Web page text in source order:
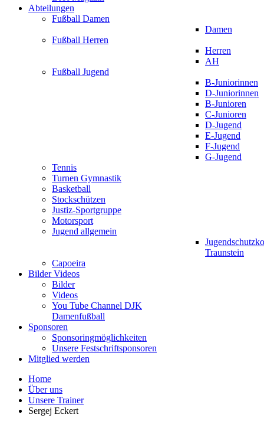
Abteilungen
Fußball Damen
Damen
Fußball Herren
Herren
AH
Fußball Jugend
B-Juniorinnen
D-Juniorinnen
B-Junioren
C-Junioren
D-Jugend
E-Jugend
F-Jugend
G-Jugend
Tennis
Turnen Gymnastik
Basketball
Stockschützen
Justiz-Sportgruppe
Motorsport
Jugend allgemein
Traunstein
Capoeira
Bilder Videos
Bilder
Videos
You Tube Channel DJK
Damenfußball
Sponsoren
Sponsoringmöglichkeiten
Unsere Festschriftsponsoren
Mitglied werden
Home
Über uns
Unsere Trainer
Sergej Eckert